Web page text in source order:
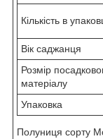
Кількість в
Вік саджанця
Розмір
матеріалу
Упаковка
Полуниця сорту